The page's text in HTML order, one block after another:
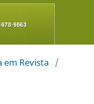
em Revista /